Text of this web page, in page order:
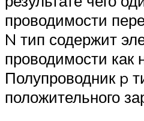
проводимости
N тип содержит
проводимости как
Полупроводник p
положительного